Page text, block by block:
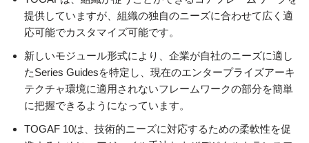
提供していますが、組織の独自のニーズに合わせて広く適
応可能でカスタマイズ可能です。
新しいモジュール形式により、企業が自社のニーズに適し
たSeries Guidesを特定し、現在のエンタープライズアーキ
テクチャ環境に適用されないフレームワークの部分を簡単
に把握できるようになっています。
TOGAF 10は、技術的ニーズに対応するための柔軟性を促